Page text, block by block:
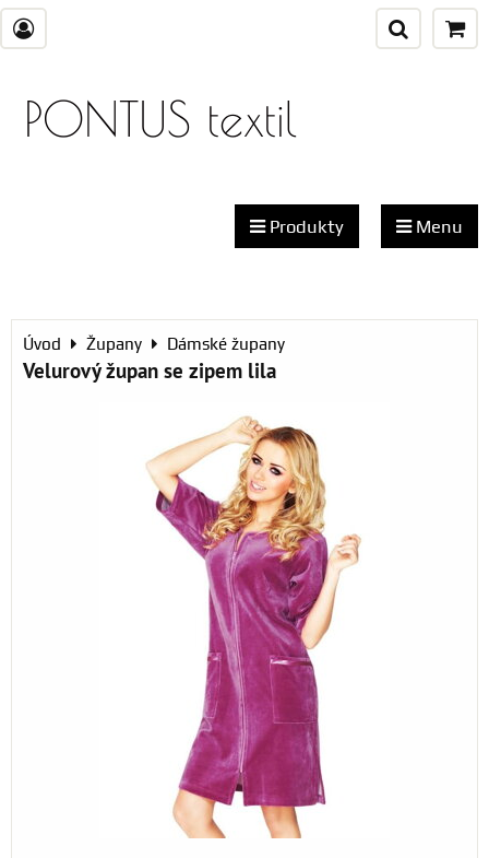
PONTUS textil
Produkty Menu
Úvod Župany Dámské župany
Velurový župan se zipem lila